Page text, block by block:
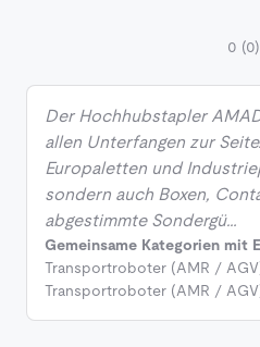
0 (0)
Der Hochhubstapler
allen Unterfangen zur
Europaletten und
sondern auch Boxen,
abgestimmte Sondergü…
Gemeinsame Kategorien mit
Transportroboter (AMR /
Transportroboter (AMR /